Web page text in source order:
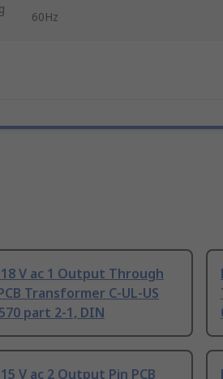
60Hz
V ac 1 Output Through
Transformer C-UL-US
part 2-1, DIN
V ac 2 Output Pin PCB